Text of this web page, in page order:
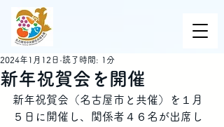
新年祝賀会を開催
2024年1月12日 読了時間: 1分
新年祝賀会（名古屋市と共催）を１月
５日に開催し、関係者４６名が出席し